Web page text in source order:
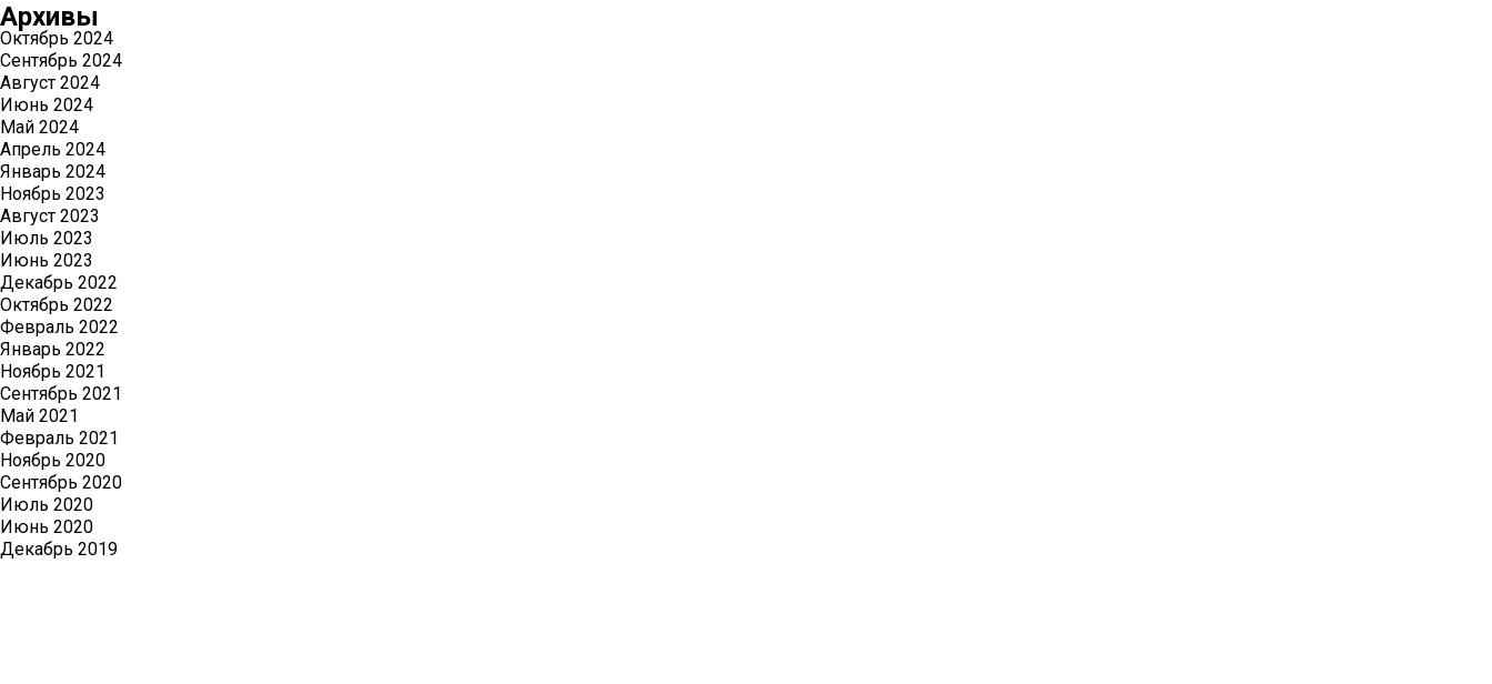
Архивы
Октябрь 2024
Сентябрь 2024
Август 2024
Июнь 2024
Май 2024
Апрель 2024
Январь 2024
Ноябрь 2023
Август 2023
Июль 2023
Июнь 2023
Декабрь 2022
Октябрь 2022
Февраль 2022
Январь 2022
Ноябрь 2021
Сентябрь 2021
Май 2021
Февраль 2021
Ноябрь 2020
Сентябрь 2020
Июль 2020
Июнь 2020
Декабрь 2019